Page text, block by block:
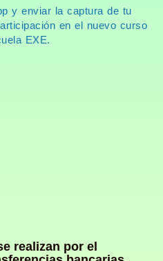
y enviar la captura de tu
en el nuevo curso
EXE.
realizan por el